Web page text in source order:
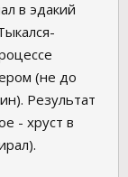
в эдакий
(не до
Результат
- хруст в